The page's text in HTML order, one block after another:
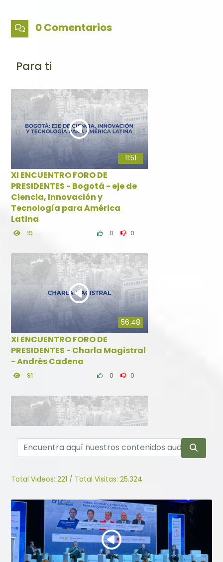
0 Comentarios
Para ti
11:51
XI ENCUENTRO FORO DE
PRESIDENTES - Bogotá - eje de
Ciencia, Innovación y
Tecnología para América
Latina
19 0 0
56:48
XI ENCUENTRO FORO DE
PRESIDENTES - Charla Magistral
- Andrés Cadena
91 0 0
XI ENCUENTRO FORO DE
Infraestructura que transforma
la ciudad y el país
0 0
Total Videos: 221 / Total Visitas: 25.324